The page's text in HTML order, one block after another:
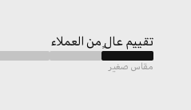
تقييم عالٍ من العملاء
مقاس صغير